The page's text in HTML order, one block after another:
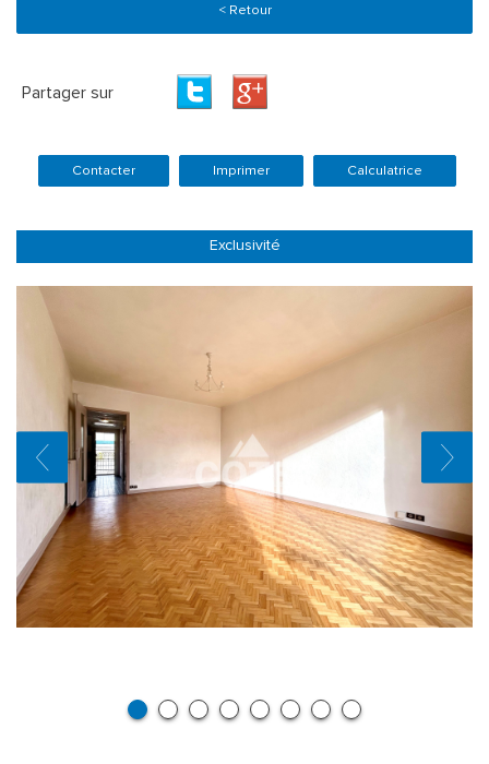
< Retour
Partager sur
Contacter Imprimer Calculatrice
Exclusivité